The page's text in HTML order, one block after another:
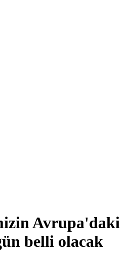
Avrupa'daki
belli olacak